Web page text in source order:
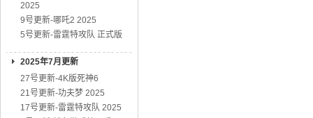
2025
9号更新-哪吒2 2025
5号更新-雷霆特攻队 正式版
2025年7月更新
27号更新-4K版死神6
21号更新-功夫梦 2025
17号更新-雷霆特攻队 2025